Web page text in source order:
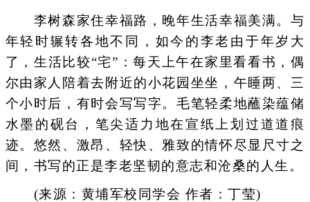
李树森家住幸福路，晚年生活幸福美满。与
年轻时辗转各地不同，如今的李老由于年岁大
了，生活比较“宅”：每天上午在家里看看书，偶
尔由家人陪着去附近的小花园坐坐，午睡两、三
个小时后，有时会写写字。毛笔轻柔地蘸染蕴储
水墨的砚台，笔尖适力地在宣纸上划过道道痕
迹。悠然、激昂、轻快、雅致的情怀尽显尺寸之
间，书写的正是李老坚韧的意志和沧桑的人生。
(来源：黄埔军校同学会 作者：丁莹)